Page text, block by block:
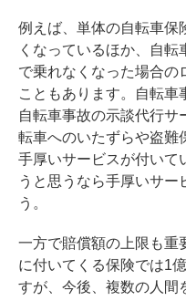
例えば、単体の自転車保
くなっているほか、自
で乗れなくなった場合の
こともあります。自転車
自転車事故の示談代行サ
転車へのいたずらや盗難
手厚いサービスが付いて
うと思うなら手厚いサー
う。
一方で賠償額の上限も重
に付いてくる保険では1
すが、今後、複数の人間